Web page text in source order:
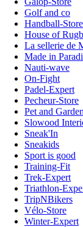
Golf and co
Handball-Store
House of
La sellerie de
Made in
Nauti-wave
On-Fight
Padel-Expert
Pecheur-Store
Pet and Garden
Slowood
Sneak'In
Sneakids
Sport is good
Training-Fit
Trek-Expert
Triathlon-
TripNBikers
Vélo-Store
Winter-Expert